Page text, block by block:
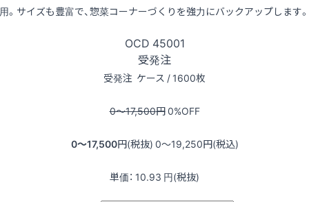
用。サイズも豊富で、惣菜コーナーづくりを強力にバックアップします。
OCD 45001
受発注
受発注 ケース / 1600枚
0〜17,500円0%OFF
0〜17,500円(税抜) 0〜19,250円(税込)
単価： 10.93 円(税抜)